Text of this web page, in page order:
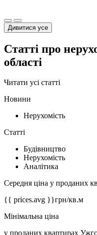
Дивитися усе
Статті про
області
Читати усі статті
Новини
Нерухомість
Статті
Будівництво
Нерухомість
Аналітика
Середня ціна у проданих
{{ prices.avg }}грн/кв.м
Мінімальна ціна
у проданих квартирах